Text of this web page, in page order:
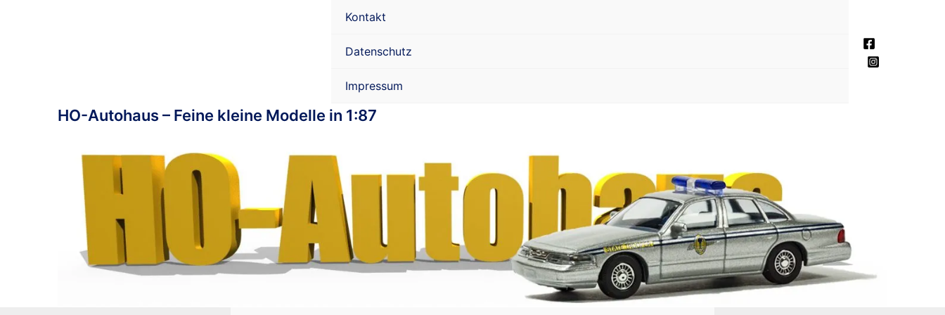
Kontakt
Datenschutz
Impressum
HO-Autohaus – Feine kleine Modelle in 1:87